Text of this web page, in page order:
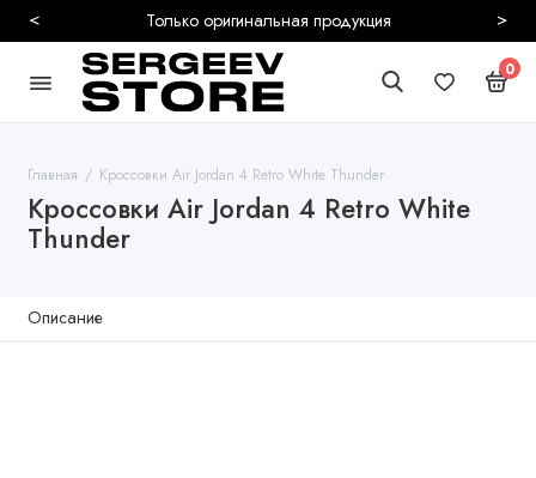
Безопасная
< >
0
Главная Кроссовки Air Jordan 4 Retro White Thunder
Кроссовки Air Jordan 4 Retro White
Thunder
Описание